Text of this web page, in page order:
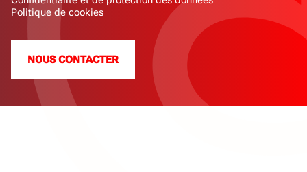
Politique de cookies
NOUS CONTACTER